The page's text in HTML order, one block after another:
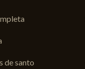
de santo